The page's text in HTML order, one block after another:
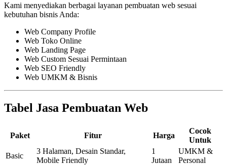
Kami menyediakan berbagai layanan pembuatan web sesuai
kebutuhan bisnis Anda:
Web Company Profile
Web Toko Online
Web Landing Page
Web Custom Sesuai Permintaan
Web SEO Friendly
Web UMKM & Bisnis
Tabel Jasa Pembuatan Web
Paket Fitur Harga
Cocok
Untuk
Basic
3 Halaman, Desain Standar,
Mobile Friendly
1
Jutaan
UMKM &
Personal